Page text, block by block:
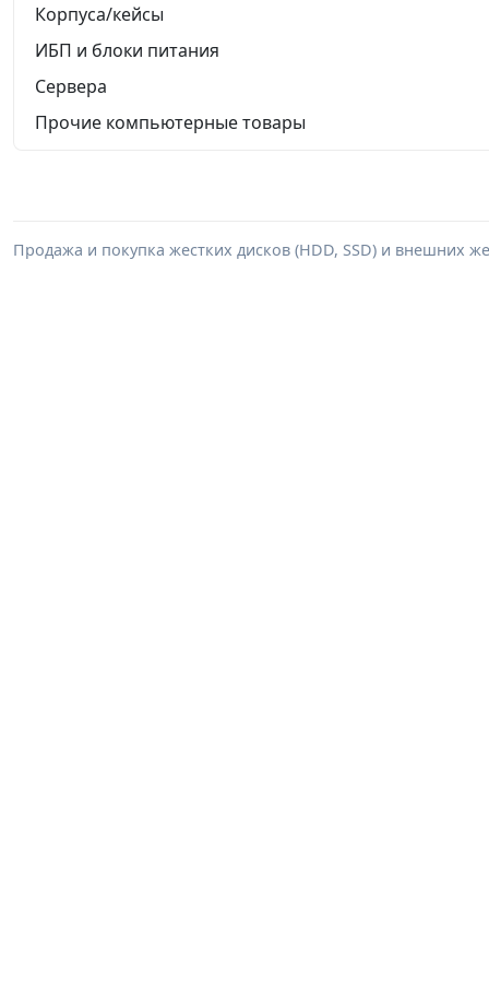
Корпуса/кейсы
ИБП и блоки питания
Сервера
Прочие компьютерные товары
Продажа и покупка жестких дисков (HDD, SSD) и внешних